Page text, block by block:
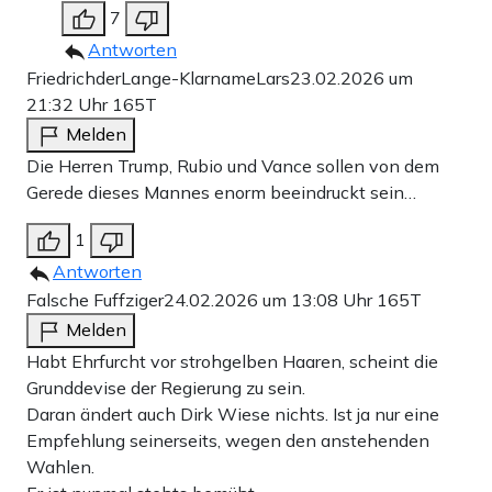
7
Antworten
FriedrichderLange-KlarnameLars23.02.2026 um
21:32 Uhr 165T
Melden
Die Herren Trump, Rubio und Vance sollen von dem
Gerede dieses Mannes enorm beeindruckt sein…
1
Antworten
Falsche Fuffziger24.02.2026 um 13:08 Uhr 165T
Melden
Habt Ehrfurcht vor strohgelben Haaren, scheint die
Grunddevise der Regierung zu sein.
Daran ändert auch Dirk Wiese nichts. Ist ja nur eine
Empfehlung seinerseits, wegen den anstehenden
Wahlen.